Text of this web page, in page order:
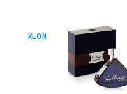
KLON